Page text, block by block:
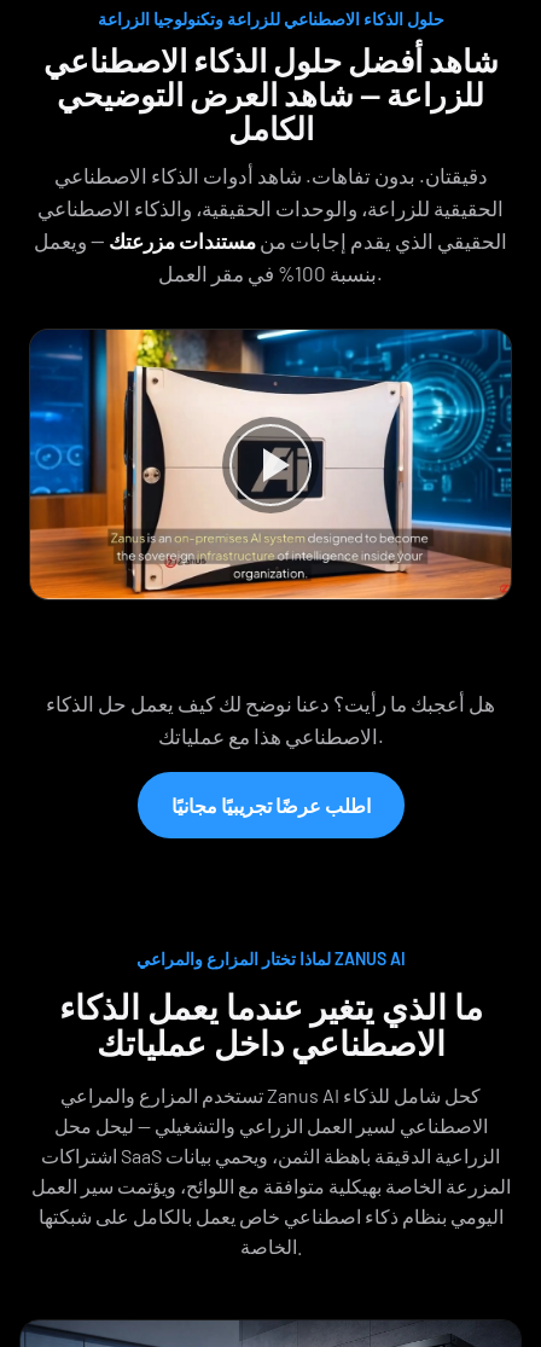
حلول الذكاء الاصطناعي للزراعة وتكنولوجيا الزراعة
شاهد أفضل حلول الذكاء الاصطناعي
للزراعة — شاهد العرض التوضيحي
الكامل
دقيقتان. بدون تفاهات. شاهد أدوات الذكاء الاصطناعي
الحقيقية للزراعة، والوحدات الحقيقية، والذكاء الاصطناعي
الحقيقي الذي يقدم إجابات من مستندات مزرعتك — ويعمل
بنسبة 100% في مقر العمل.
هل أعجبك ما رأيت؟ دعنا نوضح لك كيف يعمل حل الذكاء
الاصطناعي هذا مع عملياتك.
اطلب عرضًا تجريبيًا مجانيًا
لماذا تختار المزارع والمراعي ZANUS AI
ما الذي يتغير عندما يعمل الذكاء
الاصطناعي داخل عملياتك
تستخدم المزارع والمراعي Zanus AI كحل شامل للذكاء
الاصطناعي لسير العمل الزراعي والتشغيلي — ليحل محل
اشتراكات SaaS الزراعية الدقيقة باهظة الثمن، ويحمي بيانات
المزرعة الخاصة بهيكلية متوافقة مع اللوائح، ويؤتمت سير العمل
اليومي بنظام ذكاء اصطناعي خاص يعمل بالكامل على شبكتها